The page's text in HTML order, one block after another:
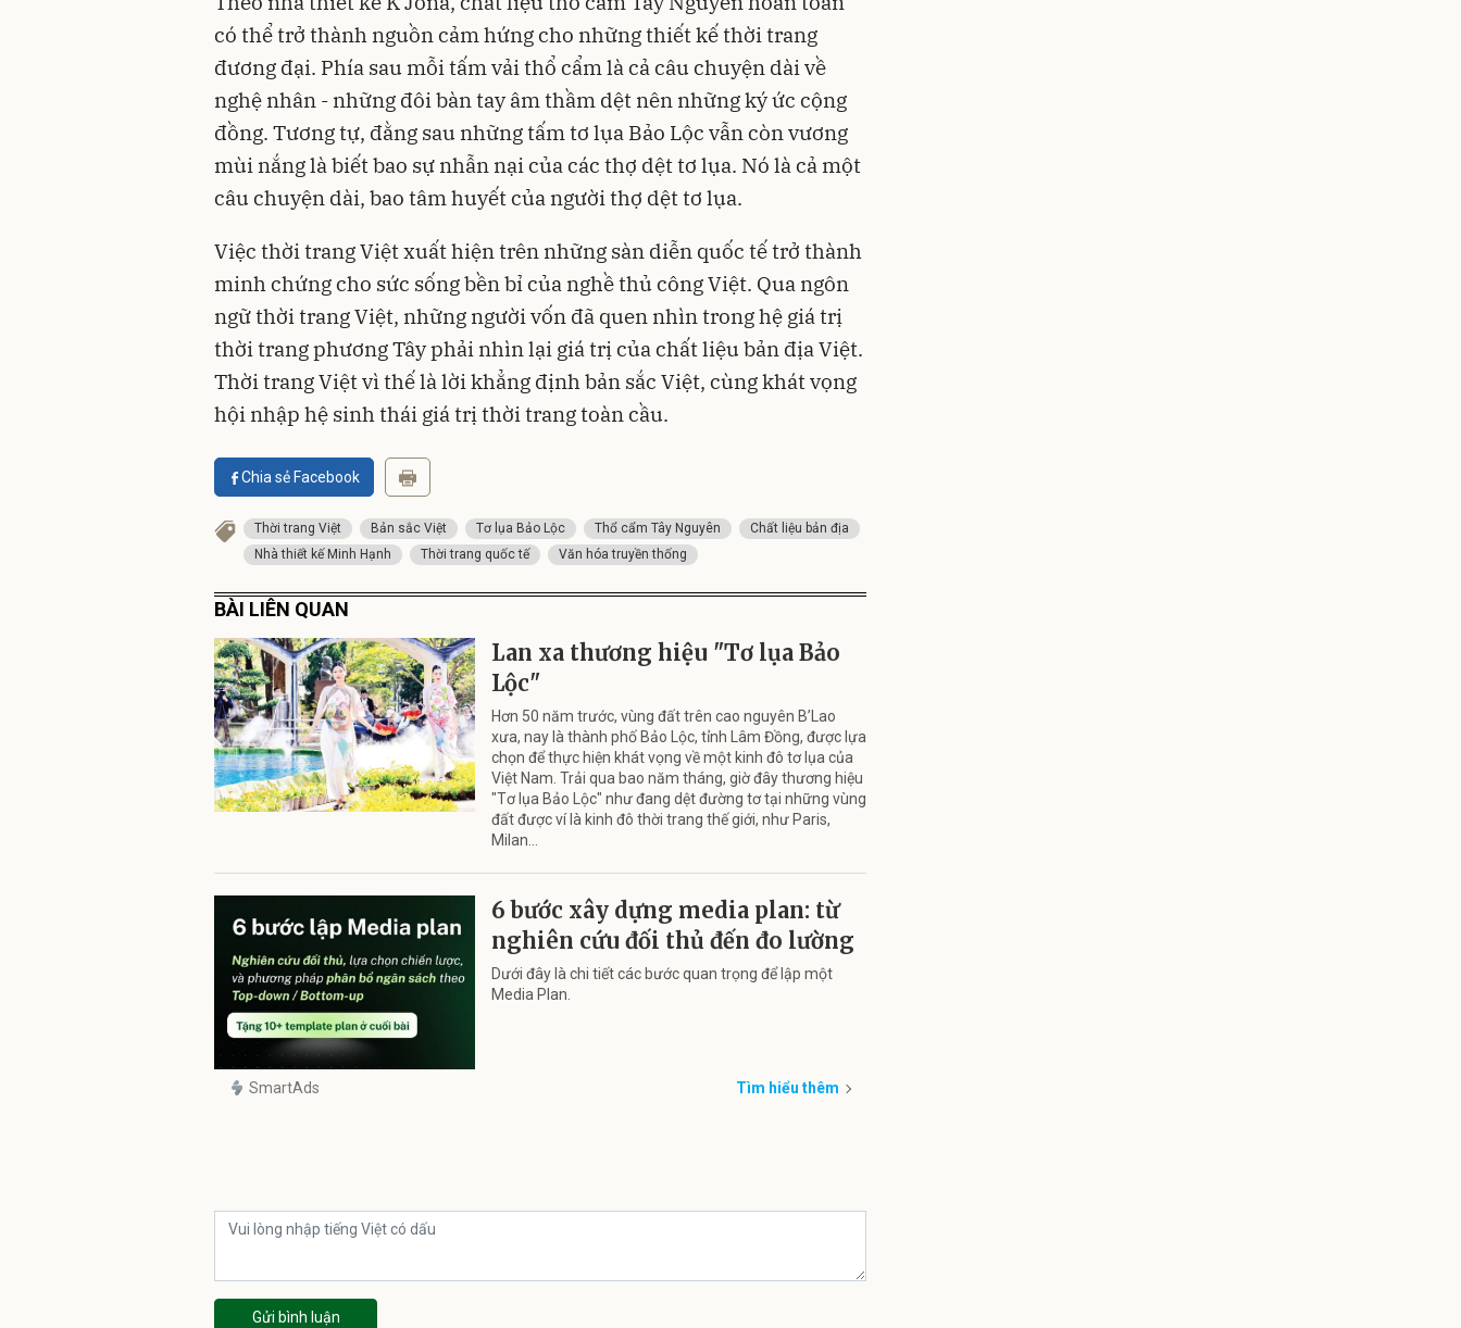
có thể trở thành nguồn cảm hứng cho những thiết kế thời trang
đương đại. Phía sau mỗi tấm vải thổ cẩm là cả câu chuyện dài về
nghệ nhân - những đôi bàn tay âm thầm dệt nên những ký ức cộng
đồng. Tương tự, đằng sau những tấm tơ lụa Bảo Lộc vẫn còn vương
mùi nắng là biết bao sự nhẫn nại của các thợ dệt tơ lụa. Nó là cả một
câu chuyện dài, bao tâm huyết của người thợ dệt tơ lụa.
Việc thời trang Việt xuất hiện trên những sàn diễn quốc tế trở thành
minh chứng cho sức sống bền bỉ của nghề thủ công Việt. Qua ngôn
ngữ thời trang Việt, những người vốn đã quen nhìn trong hệ giá trị
thời trang phương Tây phải nhìn lại giá trị của chất liệu bản địa Việt.
Thời trang Việt vì thế là lời khẳng định bản sắc Việt, cùng khát vọng
hội nhập hệ sinh thái giá trị thời trang toàn cầu.
Chia sẻ Facebook
Thời trang Việt Bản sắc Việt Tơ lụa Bảo Lộc Thổ cẩm Tây Nguyên
Chất liệu bản địa
Nhà thiết kế Minh Hạnh
Thời trang quốc tế Văn hóa truyền thống
BÀI LIÊN QUAN
Lan xa thương hiệu "Tơ lụa Bảo
Lộc"
Hơn 50 năm trước, vùng đất trên cao nguyên B’Lao
xưa, nay là thành phố Bảo Lộc, tỉnh Lâm Đồng, được lựa
chọn để thực hiện khát vọng về một kinh đô tơ lụa của
Việt Nam. Trải qua bao năm tháng, giờ đây thương hiệu
"Tơ lụa Bảo Lộc" như đang dệt đường tơ tại những vùng
đất được ví là kinh đô thời trang thế giới, như Paris,
Milan...
6 bước xây dựng media plan: từ
nghiên cứu đối thủ đến đo lường
Dưới đây là chi tiết các bước quan trọng để lập một
Media Plan.
SmartAds Tìm hiểu thêm
Gửi bình luận